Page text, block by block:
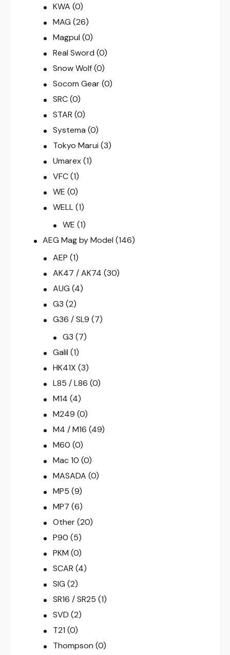
KWA (0)
MAG (26)
Magpul (0)
Real Sword (0)
Snow Wolf (0)
Socom Gear (0)
SRC (0)
STAR (0)
Systema (0)
Tokyo Marui (3)
Umarex (1)
VFC (1)
WE (0)
WELL (1)
WE (1)
AEG Mag by Model (146)
AEP (1)
AK47 / AK74 (30)
AUG (4)
G3 (2)
G36 / SL9 (7)
G3 (7)
Galil (1)
HK41X (3)
L85 / L86 (0)
M14 (4)
M249 (0)
M4 / M16 (49)
M60 (0)
Mac 10 (0)
MASADA (0)
MP5 (9)
MP7 (6)
Other (20)
P90 (5)
PKM (0)
SCAR (4)
SIG (2)
SR16 / SR25 (1)
SVD (2)
T21 (0)
Thompson (0)